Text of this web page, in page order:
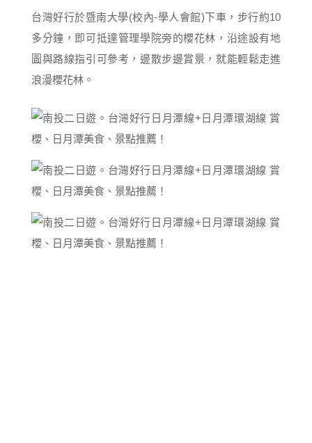
台灣好行於暨南大學(校內-學人會館)下車，步行約10
多分鐘，即可抵達管理學院旁的櫻花林，沿途設有地
圖與路線指引可參考，邊散步邊賞景，就能輕鬆走進
浪漫櫻花林。